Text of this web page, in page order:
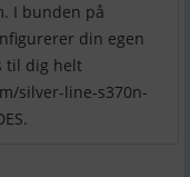
I bunden på
din egen
til dig helt
silver-line-s370n-